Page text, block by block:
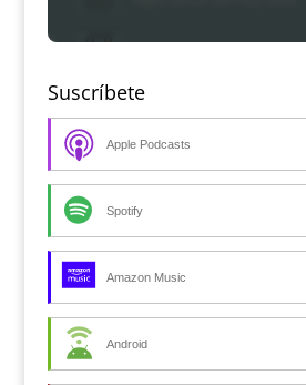
Suscríbete
Apple Podcasts
Spotify
Amazon Music
Android